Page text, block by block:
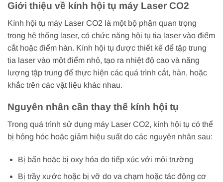
Giới thiệu về kính hội tụ máy Laser CO2
Kính hội tụ máy Laser CO2 là một bộ phận quan trọng
trong hệ thống laser, có chức năng hội tụ tia laser vào điểm
cắt hoặc điểm hàn. Kính hội tụ được thiết kế để tập trung
tia laser vào một điểm nhỏ, tạo ra nhiệt độ cao và năng
lượng tập trung để thực hiện các quá trình cắt, hàn, hoặc
khắc trên các vật liệu khác nhau.
Nguyên nhân cần thay thế kính hội tụ
Trong quá trình sử dụng máy Laser CO2, kính hội tụ có thể
bị hỏng hóc hoặc giảm hiệu suất do các nguyên nhân sau:
Bị bẩn hoặc bị oxy hóa do tiếp xúc với môi trường
Bị trầy xước hoặc bị vỡ do va chạm hoặc tác động cơ